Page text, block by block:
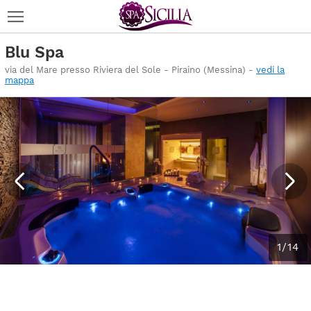
Blu Spa
via del Mare presso Riviera del Sole - Piraino (Messina) - vedi la
mappa
1/14